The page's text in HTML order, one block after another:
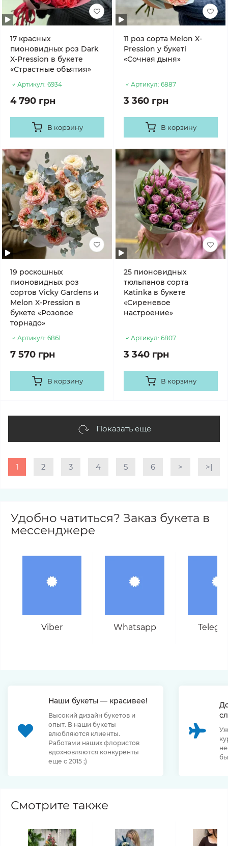
17 красных
пионовидных роз Dark
X-Pression в букете
«Страстные объятия»
Артикул: 6934
4 790 грн
В корзину
11 роз сорта Melon X-
Pression у букеті
«Сочная дыня»
Артикул: 6887
3 360 грн
В корзину
19 роскошных
пионовидных роз
сортов Vicky Gardens и
Melon X-Pression в
букете «Розовое
торнадо»
Артикул: 6861
7 570 грн
В корзину
25 пионовидных
тюльпанов сорта
Katinka в букете
«Сиреневое
настроение»
Артикул: 6807
3 340 грн
В корзину
Показать еще
1 2 3 4 5 6 > >|
Удобно чатиться? Заказ букета в
мессенджере
Viber Whatsapp
Наши букеты — красивее!
Высокий дизайн букетов и
опыт. В наши букеты
влюбляются клиенты.
Работами наших флористов
вдохновляются конкуренты
еще с 2015 ;)
Смотрите также